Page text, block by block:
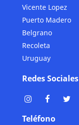
Vicente Lopez
Puerto Madero
Belgrano
Recoleta
Uruguay
Redes Sociales
Teléfono